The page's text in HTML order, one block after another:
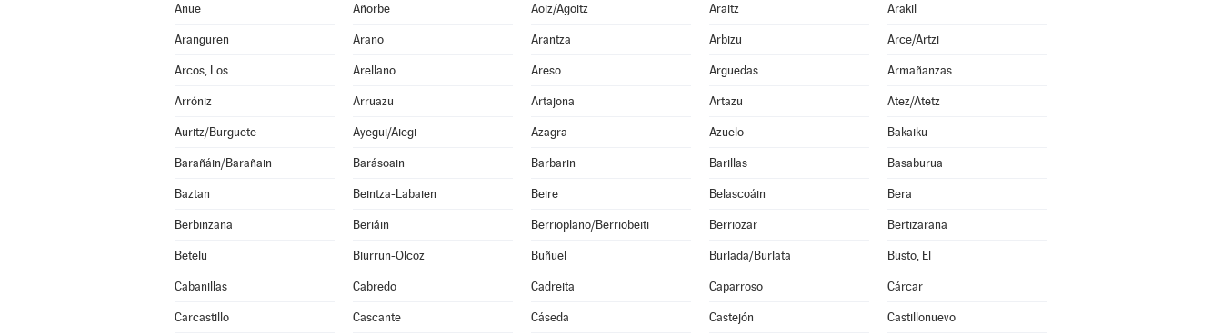
Anue Añorbe Aoiz/Agoitz Araitz Arakil
Aranguren Arano Arantza Arbizu Arce/Artzi
Arcos, Los Arellano Areso Arguedas Armañanzas
Arróniz Arruazu Artajona Artazu Atez/Atetz
Auritz/Burguete Ayegui/Aiegi Azagra Azuelo Bakaiku
Barañáin/Barañain Barásoain Barbarin Barillas Basaburua
Baztan Beintza-Labaien Beire Belascoáin Bera
Berbinzana Beriáin Berrioplano/Berriobeiti Berriozar Bertizarana
Betelu Biurrun-Olcoz Buñuel Burlada/Burlata Busto, El
Cabanillas Cabredo Cadreita Caparroso Cárcar
Carcastillo Cascante Cáseda Castejón Castillonuevo